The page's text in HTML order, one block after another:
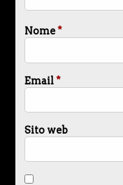
Nome*
Email*
Sito web